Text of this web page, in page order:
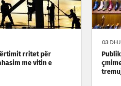
rritet për
me vitin e
03